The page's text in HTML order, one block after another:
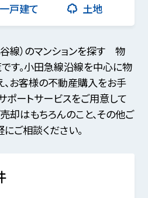
一戸建て 土地
線）のマンションを探す 物
す。小田急線沿線を中心に物
お客様の不動産購入をお手
ポートサービスをご用意して
却はもちろんのこと、その他ご
ご相談ください。